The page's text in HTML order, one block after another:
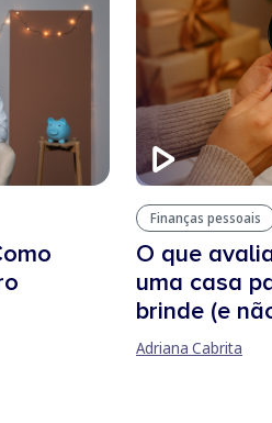
Finanças pessoais
O que
uma casa
brinde (e
Adriana Cabrita